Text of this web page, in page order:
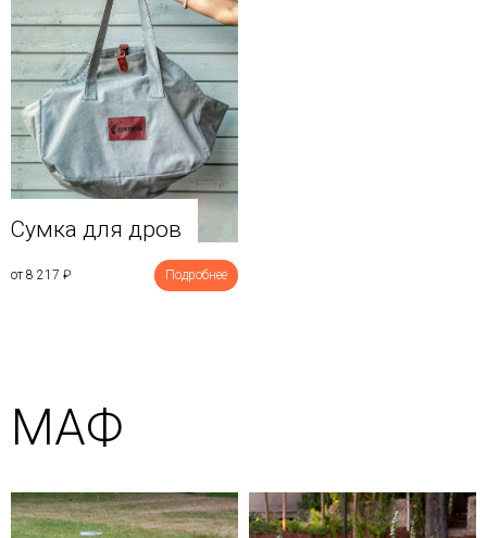
Сумка для дров
от 8 217 ₽ Подробнее
МАФ